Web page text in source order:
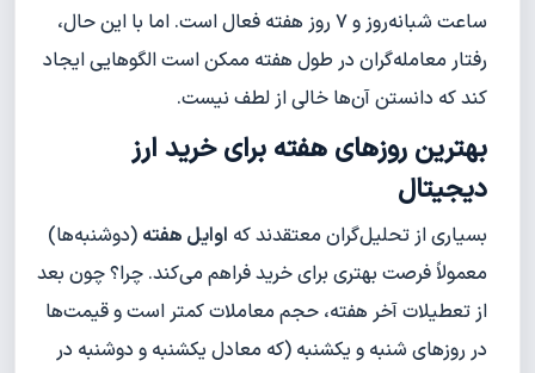
ساعت شبانه‌روز و ۷ روز هفته فعال است. اما با این حال،
رفتار معامله‌گران در طول هفته ممکن است الگوهایی ایجاد
کند که دانستن آن‌ها خالی از لطف نیست.
بهترین روزهای هفته برای خرید ارز
دیجیتال
بسیاری از تحلیل‌گران معتقدند که اوایل هفته (دوشنبه‌ها)
معمولاً فرصت بهتری برای خرید فراهم می‌کند. چرا؟ چون بعد
از تعطیلات آخر هفته، حجم معاملات کمتر است و قیمت‌ها
در روزهای شنبه و یکشنبه (که معادل یکشنبه و دوشنبه در